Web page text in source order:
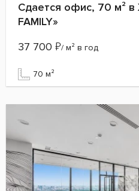
Сдается офис, 70 м² в
FAMILY»
37 700 ₽/ м² в год
70 м²